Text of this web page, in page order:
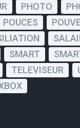
PHOTO
POUCES
SMART
TELEVISEUR